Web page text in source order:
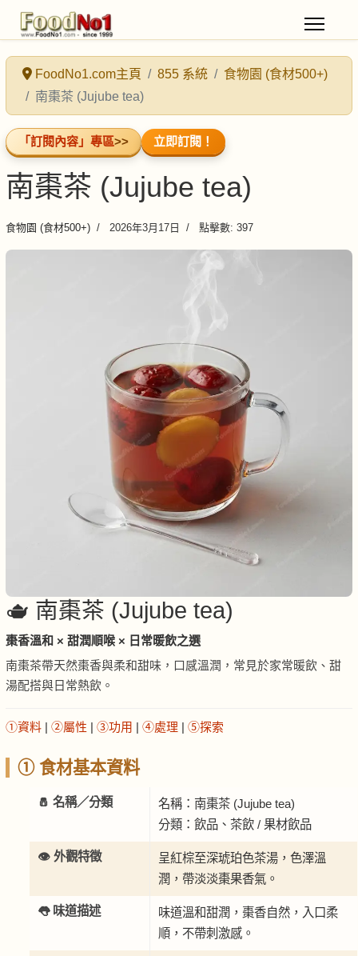
FoodNo1.com主頁 855 系統
食物園 (食材500+)
南棗茶 (Jujube tea)
「訂閱內容」專區>> 立即訂閱！
南棗茶 (Jujube tea)
食物園 (食材500+) 2026年3月17日 點擊數: 397
🫖 南棗茶 (Jujube tea)
棗香溫和 × 甜潤順喉 × 日常暖飲之選
南棗茶帶天然棗香與柔和甜味，口感溫潤，常見於家常暖飲、甜
湯配搭與日常熱飲。
①資料 | ②屬性 | ③功用 | ④處理 | ⑤探索
① 食材基本資料
🧂 名稱／分類
名稱：南棗茶 (Jujube tea)
分類：飲品、茶飲 / 果材飲品
👁️ 外觀特徵
呈紅棕至深琥珀色茶湯，色澤溫
潤，帶淡淡棗果香氣。
👅 味道描述
味道溫和甜潤，棗香自然，入口柔
順，不帶刺激感。